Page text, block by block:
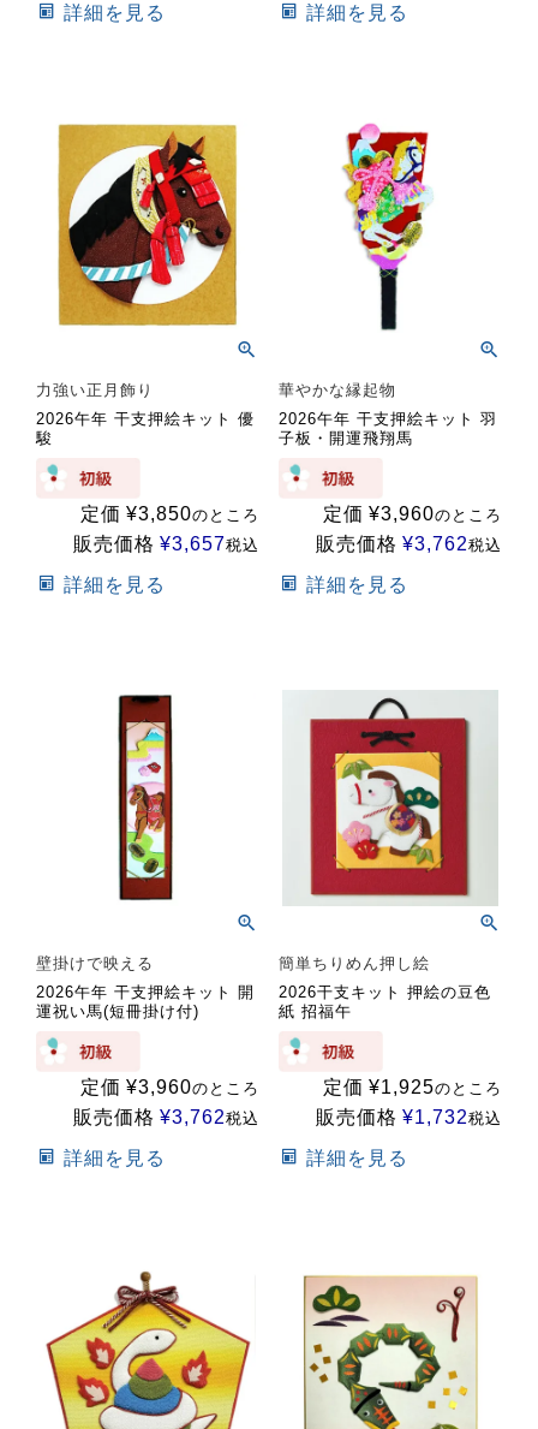
詳細を見る 詳細を見る
力強い正月飾り
2026午年 干支押絵キット 優
駿
定価 ¥3,850のところ
販売価格 ¥3,657税込
詳細を見る
華やかな縁起物
2026午年 干支押絵キット 羽
子板・開運飛翔馬
定価 ¥3,960のところ
販売価格 ¥3,762税込
詳細を見る
壁掛けで映える
2026午年 干支押絵キット 開
運祝い馬(短冊掛け付)
定価 ¥3,960のところ
販売価格 ¥3,762税込
詳細を見る
簡単ちりめん押し絵
2026干支キット 押絵の豆色
紙 招福午
定価 ¥1,925のところ
販売価格 ¥1,732税込
詳細を見る